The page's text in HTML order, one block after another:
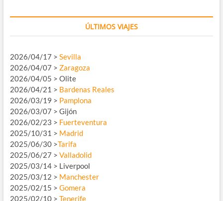
ÚLTIMOS VIAJES
2026/04/17 > Sevilla
2026/04/07 > Zaragoza
2026/04/05 > Olite
2026/04/21 > Bardenas Reales
2026/03/19 > Pamplona
2026/03/07 > Gijón
2026/02/23 > Fuerteventura
2025/10/31 > Madrid
2025/06/30 >Tarifa
2025/06/27 > Valladolid
2025/03/14 > Liverpool
2025/03/12 > Manchester
2025/02/15 > Gomera
2025/02/10 > Tenerife